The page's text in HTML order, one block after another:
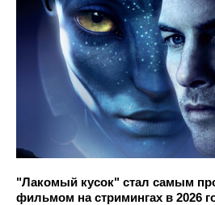
"Лакомый кусок" стал самым
фильмом на стримингах в 2026